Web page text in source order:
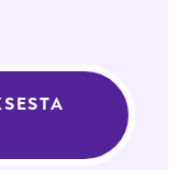
(STV) –